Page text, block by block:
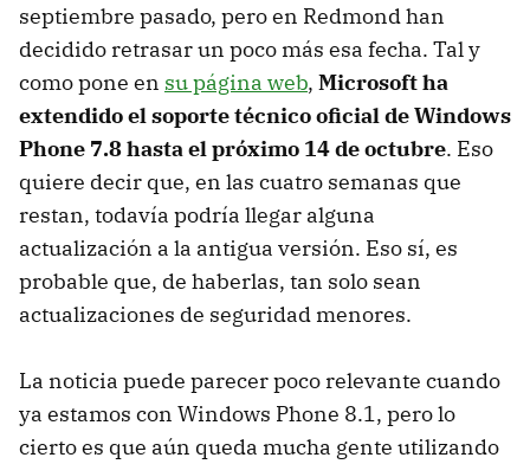
septiembre pasado, pero en Redmond han
decidido retrasar un poco más esa fecha. Tal y
como pone en su página web, Microsoft ha
extendido el soporte técnico oficial de Windows
Phone 7.8 hasta el próximo 14 de octubre. Eso
quiere decir que, en las cuatro semanas que
restan, todavía podría llegar alguna
actualización a la antigua versión. Eso sí, es
probable que, de haberlas, tan solo sean
actualizaciones de seguridad menores.
La noticia puede parecer poco relevante cuando
ya estamos con Windows Phone 8.1, pero lo
cierto es que aún queda mucha gente utilizando